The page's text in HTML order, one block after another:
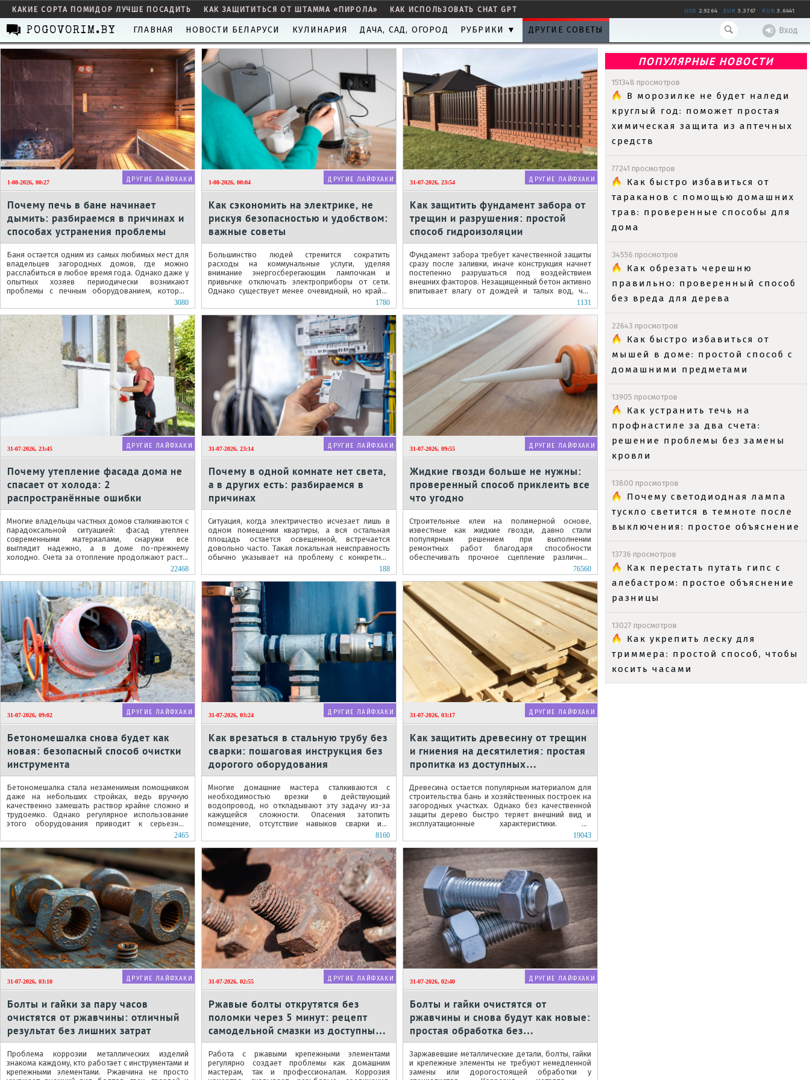
КАКИЕ СОРТА ПОМИДОР ЛУЧШЕ ПОСАДИТЬ КАК ЗАЩИТИТЬСЯ ОТ ШТАММА «ПИРОЛА» КАК ИСПОЛЬЗОВАТЬ CHAT GPT USD 2.9264 EUR 3.3767 RUB 3.6441
Вход
POGOVORIM.BY ГЛАВНАЯ НОВОСТИ БЕЛАРУСИ КУЛИНАРИЯ ДАЧА, САД, ОГОРОД РУБРИКИ ▼ ДРУГИЕ СОВЕТЫ
ПОПУЛЯРНЫЕ НОВОСТИ
151348 просмотров
В морозилке не будет наледи
круглый год: поможет простая
химическая защита из аптечных
средств
77241 просмотров
Как быстро избавиться от
тараканов с помощью домашних
трав: проверенные способы для
дома
34556 просмотров
Как обрезать черешню
правильно: проверенный способ
без вреда для дерева
22643 просмотров
Как быстро избавиться от
мышей в доме: простой способ с
домашними предметами
13905 просмотров
Как устранить течь на
профнастиле за два счета:
решение проблемы без замены
кровли
13800 просмотров
Почему светодиодная лампа
тускло светится в темноте после
выключения: простое объяснение
13736 просмотров
Как перестать путать гипс с
алебастром: простое объяснение
разницы
13027 просмотров
Как укрепить леску для
триммера: простой способ, чтобы
косить часами
1-08-2026, 00:27 ДРУГИЕ ЛАЙФХАКИ
Почему печь в бане начинает
дымить: разбираемся в причинах и
способах устранения проблемы
Баня остается одним из самых любимых мест для
владельцев загородных домов, где можно
расслабиться в любое время года. Однако даже у
опытных хозяев периодически возникают
проблемы с печным оборудованием, которые
3080
1-08-2026, 00:04 ДРУГИЕ ЛАЙФХАКИ
Как сэкономить на электрике, не
рискуя безопасностью и удобством:
важные советы
Большинство людей стремится сократить
расходы на коммунальные услуги, уделяя
внимание энергосберегающим лампочкам и
привычке отключать электроприборы от сети.
Однако существует менее очевидный, но крайне
1780
31-07-2026, 23:54 ДРУГИЕ ЛАЙФХАКИ
Как защитить фундамент забора от
трещин и разрушения: простой
способ гидроизоляции
Фундамент забора требует качественной защиты
сразу после заливки, иначе конструкция начнет
постепенно разрушаться под воздействием
внешних факторов. Незащищенный бетон активно
впитывает влагу от дождей и талых вод, что
1131
31-07-2026, 23:45 ДРУГИЕ ЛАЙФХАКИ
Почему утепление фасада дома не
спасает от холода: 2
распространённые ошибки
Многие владельцы частных домов сталкиваются с
парадоксальной ситуацией: фасад утеплен
современными материалами, снаружи все
выглядит надежно, а в доме по-прежнему
холодно. Счета за отопление продолжают расти,
22468
31-07-2026, 23:14 ДРУГИЕ ЛАЙФХАКИ
Почему в одной комнате нет света,
а в других есть: разбираемся в
причинах
Ситуация, когда электричество исчезает лишь в
одном помещении квартиры, а вся остальная
площадь остается освещенной, встречается
довольно часто. Такая локальная неисправность
обычно указывает на проблему с конкретной
188
31-07-2026, 09:55 ДРУГИЕ ЛАЙФХАКИ
Жидкие гвозди больше не нужны:
проверенный способ приклеить все
что угодно
Строительные клеи на полимерной основе,
известные как жидкие гвозди, давно стали
популярным решением при выполнении
ремонтных работ благодаря способности
обеспечивать прочное сцепление различных
материалов. Однако качественные составы этой
категории...
76560
31-07-2026, 09:02 ДРУГИЕ ЛАЙФХАКИ
Бетономешалка снова будет как
новая: безопасный способ очистки
инструмента
Бетономешалка стала незаменимым помощником
даже на небольших стройках, ведь вручную
качественно замешать раствор крайне сложно и
трудоемко. Однако регулярное использование
этого оборудования приводит к серьезным
2465
31-07-2026, 03:24 ДРУГИЕ ЛАЙФХАКИ
Как врезаться в стальную трубу без
сварки: пошаговая инструкция без
дорогого оборудования
Многие домашние мастера сталкиваются с
необходимостью врезки в действующий
водопровод, но откладывают эту задачу из-за
кажущейся сложности. Опасения затопить
помещение, отсутствие навыков сварки или
работы с резьбонарезным оборудованием
заставляют...
8160
31-07-2026, 03:17 ДРУГИЕ ЛАЙФХАКИ
Как защитить древесину от трещин
и гниения на десятилетия: простая
пропитка из доступных
ингредиентов
Древесина остается популярным материалом для
строительства бань и хозяйственных построек на
загородных участках. Однако без качественной
защиты дерево быстро теряет внешний вид и
эксплуатационные характеристики. На
19043
31-07-2026, 03:10 ДРУГИЕ ЛАЙФХАКИ
Болты и гайки за пару часов
очистятся от ржавчины: отличный
результат без лишних затрат
Проблема коррозии металлических изделий
знакома каждому, кто работает с инструментами и
крепежными элементами. Ржавчина не просто
31-07-2026, 02:55 ДРУГИЕ ЛАЙФХАКИ
Ржавые болты открутятся без
поломки через 5 минут: рецепт
самодельной смазки из доступных
компонентов
Работа с ржавыми крепежными элементами
регулярно создает проблемы как домашним
мастерам, так и профессионалам. Коррозия
31-07-2026, 02:40 ДРУГИЕ ЛАЙФХАКИ
Болты и гайки очистятся от
ржавчины и снова будут как новые:
простая обработка без
специальных средств
Заржавевшие металлические детали, болты, гайки
и крепежные элементы не требуют немедленной
замены или дорогостоящей обработки у